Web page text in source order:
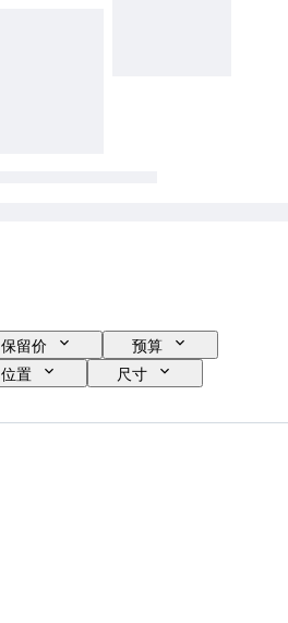
保留价
预算
位置
尺寸